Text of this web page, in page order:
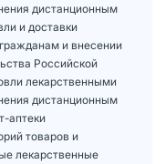
дистанционным
и доставки
и внесении
Российской
лекарственными
дистанционным
аптеки
товаров и
лекарственные